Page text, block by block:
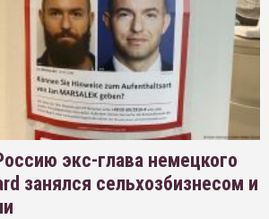
экс-глава немецкого
занялся сельхозбизнесом и